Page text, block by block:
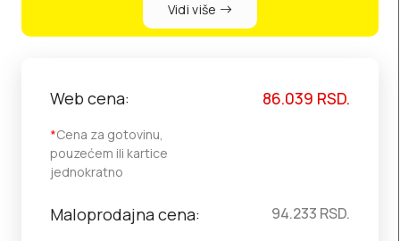
Vidi više
Web cena:
*Cena za gotovinu,
pouzećem ili kartice
jednokratno
86.039 RSD.
Maloprodajna cena: 94.233 RSD.